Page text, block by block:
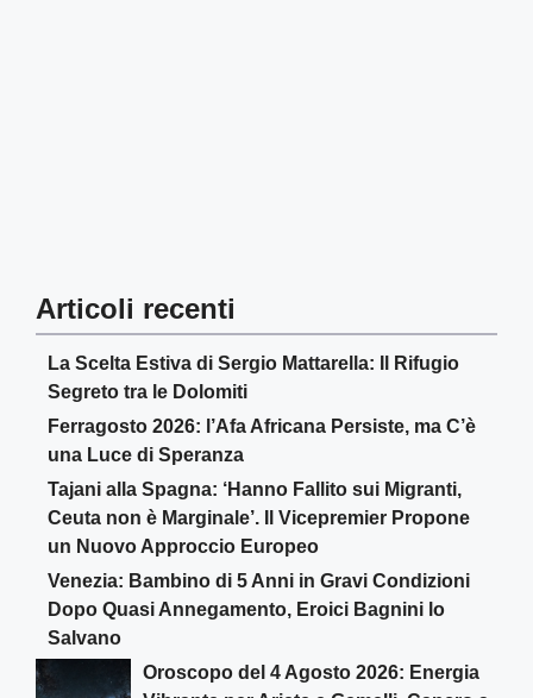
Articoli recenti
La Scelta Estiva di Sergio Mattarella: Il Rifugio
Segreto tra le Dolomiti
Ferragosto 2026: l’Afa Africana Persiste, ma C’è
una Luce di Speranza
Tajani alla Spagna: ‘Hanno Fallito sui Migranti,
Ceuta non è Marginale’. Il Vicepremier Propone
un Nuovo Approccio Europeo
Venezia: Bambino di 5 Anni in Gravi Condizioni
Dopo Quasi Annegamento, Eroici Bagnini lo
Salvano
Oroscopo del 4 Agosto 2026: Energia